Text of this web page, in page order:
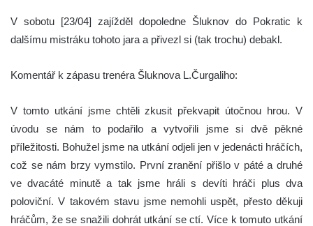
V sobotu [23/04] zajížděl dopoledne Šluknov do Pokratic k
dalšímu mistráku tohoto jara a přivezl si (tak trochu) debakl.
Komentář k zápasu trenéra Šluknova L.Čurgaliho:
V tomto utkání jsme chtěli zkusit překvapit útočnou hrou. V
úvodu se nám to podařilo a vytvořili jsme si dvě pěkné
příležitosti. Bohužel jsme na utkání odjeli jen v jedenácti hráčích,
což se nám brzy vymstilo. První zranění přišlo v páté a druhé
ve dvacáté minutě a tak jsme hráli s devíti hráči plus dva
poloviční. V takovém stavu jsme nemohli uspět, přesto děkuji
hráčům, že se snažili dohrát utkání se ctí. Více k tomuto utkání